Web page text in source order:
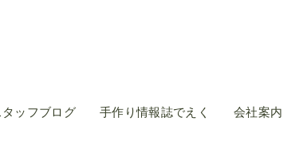
タッフブログ 手作り情報誌でえく 会社案内